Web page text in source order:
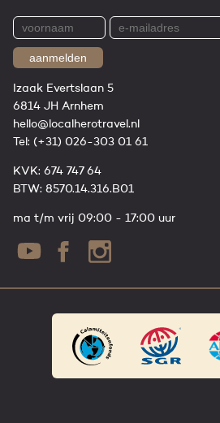
aanmelden
Izaak Evertslaan 5
6814 JH Arnhem
hello@localherotravel.nl
Tel: (+31) 026-303 01 61
KVK: 674 747 64
BTW: 8570.14.316.B01
ma t/m vrij 09:00 - 17:00 uur